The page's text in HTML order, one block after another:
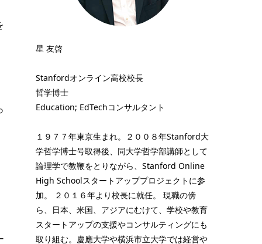
星 友啓
Stanfordオンライン高校校長
哲学博士
Education; EdTechコンサルタント
１９７７年東京生まれ。２００８年Stanford大
学哲学博士号取得後、同大学哲学部講師として
論理学で教鞭をとりながら、Stanford Online
High Schoolスタートアッププロジェクトに参
加。 ２０１６年より校長に就任。 現職の傍
ら、日本、米国、アジアにむけて、学校や教育
スタートアップの支援やコンサルティングにも
取り組む。慶應大学や横浜市立大学では経営や